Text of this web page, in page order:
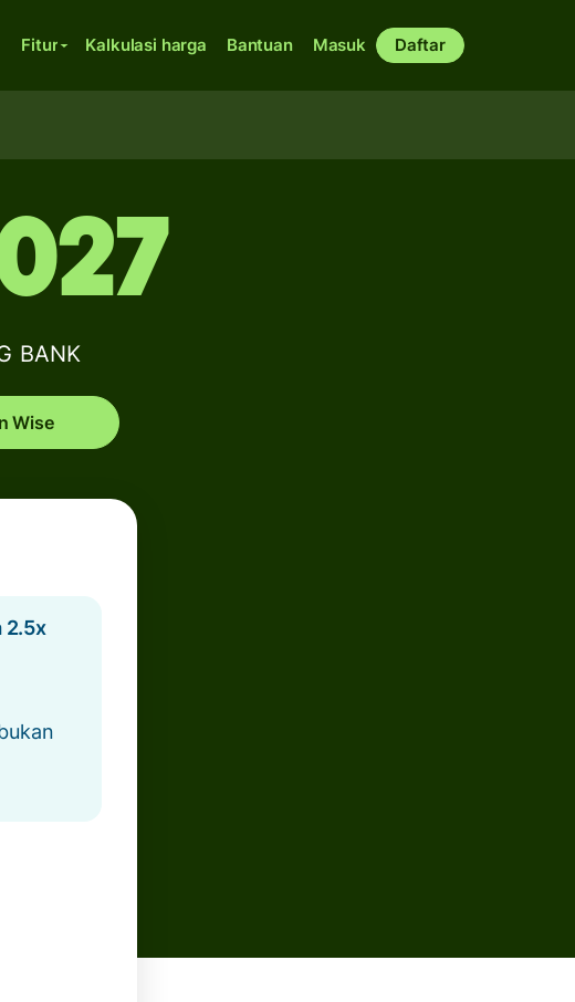
Fitur Kalkulasi harga Bantuan Masuk Daftar
BANK
Wise
2.5x